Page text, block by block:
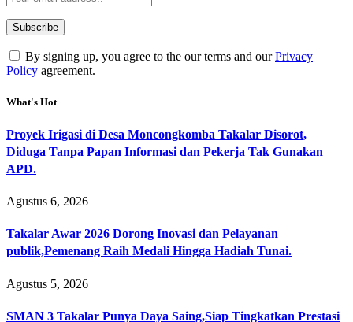
By signing up, you agree to the our terms and ourPrivacy
Policy agreement.
What's Hot
Proyek Irigasi di Desa Moncongkomba Takalar Disorot,
Diduga Tanpa Papan Informasi dan Pekerja Tak Gunakan
APD.
Agustus 6, 2026
Takalar Awar 2026 Dorong Inovasi dan Pelayanan
publik,Pemenang Raih Medali Hingga Hadiah Tunai.
Agustus 5, 2026
SMAN 3 Takalar Punya Daya Saing,Siap Tingkatkan Prestasi